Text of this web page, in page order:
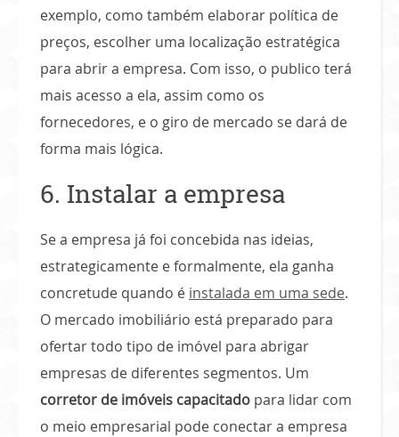
exemplo, como também elaborar política de
preços, escolher uma localização estratégica
para abrir a empresa. Com isso, o publico terá
mais acesso a ela, assim como os
fornecedores, e o giro de mercado se dará de
forma mais lógica.
6. Instalar a empresa
Se a empresa já foi concebida nas ideias,
estrategicamente e formalmente, ela ganha
concretude quando é instalada em uma sede.
O mercado imobiliário está preparado para
ofertar todo tipo de imóvel para abrigar
empresas de diferentes segmentos. Um
corretor de imóveis capacitado para lidar com
o meio empresarial pode conectar a empresa